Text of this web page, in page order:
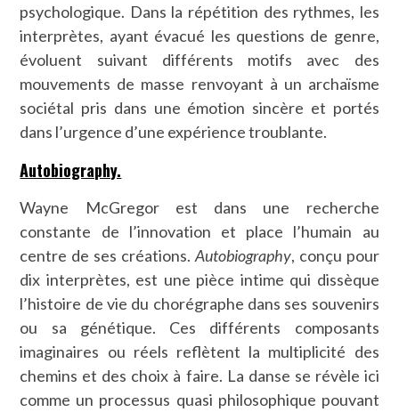
psychologique. Dans la répétition des rythmes, les
interprètes, ayant évacué les questions de genre,
évoluent suivant différents motifs avec des
mouvements de masse renvoyant à un archaïsme
sociétal pris dans une émotion sincère et portés
dans l’urgence d’une expérience troublante.
Autobiography.
Wayne McGregor est dans une recherche
constante de l’innovation et place l’humain au
centre de ses créations. Autobiography, conçu pour
dix interprètes, est une pièce intime qui dissèque
l’histoire de vie du chorégraphe dans ses souvenirs
ou sa génétique. Ces différents composants
imaginaires ou réels reflètent la multiplicité des
chemins et des choix à faire. La danse se révèle ici
comme un processus quasi philosophique pouvant